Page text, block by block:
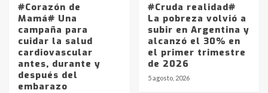
#Corazón de
Mamá# Una
campaña para
cuidar la salud
cardiovascular
antes, durante y
después del
embarazo
#Cruda realidad#
La pobreza volvió a
subir en Argentina y
alcanzó el 30% en
el primer trimestre
de 2026
5 agosto, 2026